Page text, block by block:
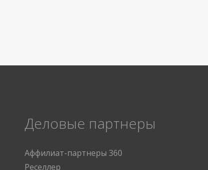
Деловые партнеры
Аффилиат-партнеры 360
Реселлер